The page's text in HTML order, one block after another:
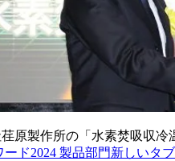
原製作所の「水素焚吸収
ド2024 製品部門新しいタ